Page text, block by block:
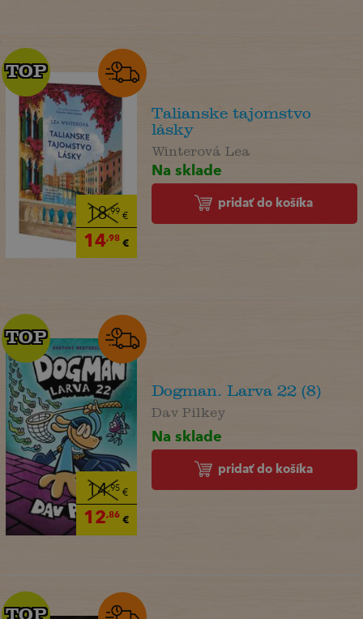
18,99 €
14,98€
TOP
TOP
Talianske tajomstvo
lásky
Winterová Lea
Na sklade
pridať do košíka
14,95€
12,86€
TOP
TOP
Dogman. Larva 22 (8)
Dav Pilkey
Na sklade
pridať do košíka